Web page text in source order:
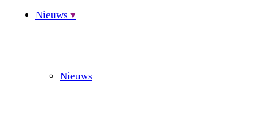
Nieuws
Nieuws